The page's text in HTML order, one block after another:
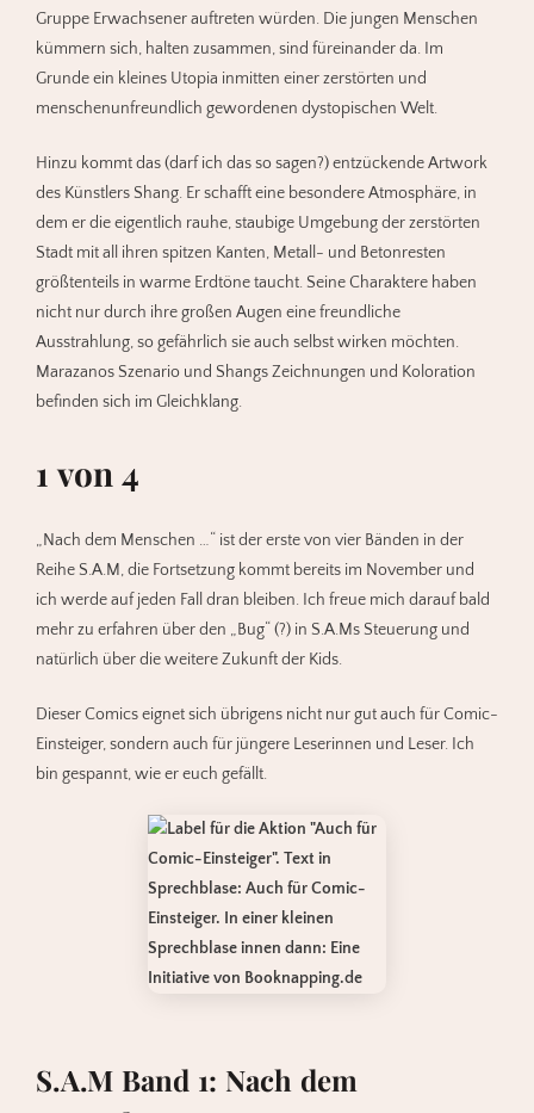
Gruppe Erwachsener auftreten würden. Die jungen Menschen
kümmern sich, halten zusammen, sind füreinander da. Im
Grunde ein kleines Utopia inmitten einer zerstörten und
menschenunfreundlich gewordenen dystopischen Welt.
Hinzu kommt das (darf ich das so sagen?) entzückende Artwork
des Künstlers Shang. Er schafft eine besondere Atmosphäre, in
dem er die eigentlich rauhe, staubige Umgebung der zerstörten
Stadt mit all ihren spitzen Kanten, Metall- und Betonresten
größtenteils in warme Erdtöne taucht. Seine Charaktere haben
nicht nur durch ihre großen Augen eine freundliche
Ausstrahlung, so gefährlich sie auch selbst wirken möchten.
Marazanos Szenario und Shangs Zeichnungen und Koloration
befinden sich im Gleichklang.
1 von 4
„Nach dem Menschen …“ ist der erste von vier Bänden in der
Reihe S.A.M, die Fortsetzung kommt bereits im November und
ich werde auf jeden Fall dran bleiben. Ich freue mich darauf bald
mehr zu erfahren über den „Bug“ (?) in S.A.Ms Steuerung und
natürlich über die weitere Zukunft der Kids.
Dieser Comics eignet sich übrigens nicht nur gut auch für Comic-
Einsteiger, sondern auch für jüngere Leserinnen und Leser. Ich
bin gespannt, wie er euch gefällt.
S.A.M Band 1: Nach dem